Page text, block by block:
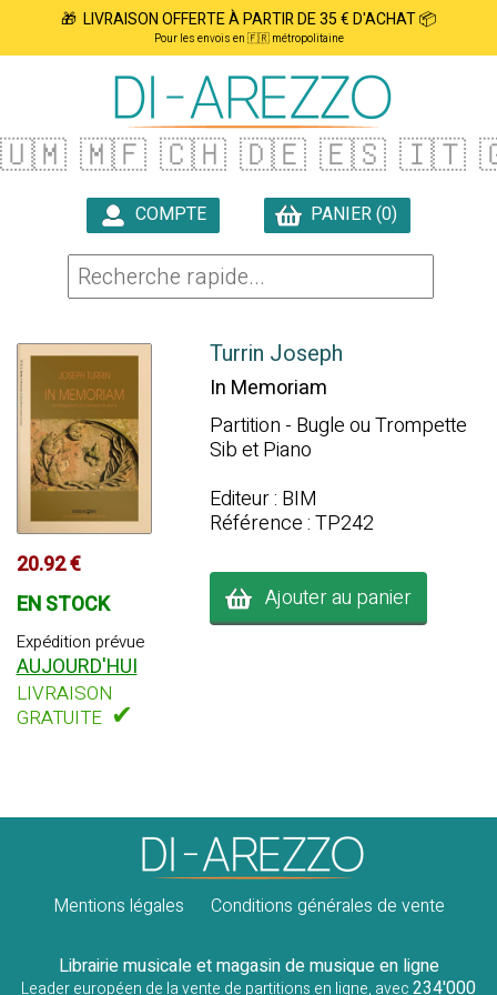
🎁 LIVRAISON OFFERTE À PARTIR DE 35 € D'ACHAT 📦
Pour les envois en 🇫🇷 métropolitaine
🇺🇲 🇲🇫 🇨🇭 🇩🇪 🇪🇸 🇮🇹
COMPTE
PANIER (0)
20.92 €
EN STOCK
Expédition prévue
AUJOURD'HUI
LIVRAISON
GRATUITE ✔
Turrin Joseph
In Memoriam
Partition - Bugle ou Trompette
Sib et Piano
Editeur : BIM
Référence : TP242
Ajouter au panier
Mentions légales Conditions générales de vente
Librairie musicale et magasin de musique en ligne
Leader européen de la vente de partitions en ligne, avec234'000